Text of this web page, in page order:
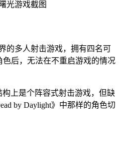
的多人射击游戏，拥有四名可
色后，无法在不重启游戏的情况
构上是个阵容式射击游戏，但缺
by Daylight》中那样的角色切